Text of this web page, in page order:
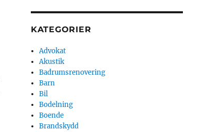
KATEGORIER
Advokat
Akustik
Badrumsrenovering
Barn
Bil
Bodelning
Boende
Brandskydd